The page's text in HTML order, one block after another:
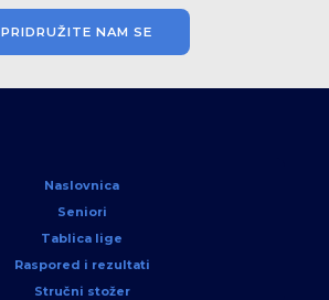
PRIDRUŽITE NAM SE
Naslovnica
Seniori
Tablica lige
Raspored i rezultati
Stručni stožer